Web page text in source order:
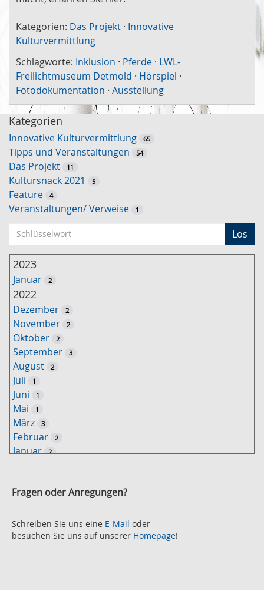
Kategorien: Das Projekt · Innovative
Kulturvermittlung
Schlagworte: Inklusion · Pferde · LWL-
Freilichtmuseum Detmold · Hörspiel ·
Fotodokumentation · Ausstellung
Kategorien
Innovative Kulturvermittlung 65
Tipps und Veranstaltungen 54
Das Projekt 11
Kultursnack 2021 5
Feature 4
Veranstaltungen/ Verweise 1
c
h
ü
w
o
r
u
c
Los
2023
Januar 2
2022
Dezember 2
November 2
Oktober 2
September 3
August 2
Juli 1
Juni 1
Mai 1
März 3
Februar 2
Januar 2
Oktober 2
August 2
Juli 2
Fragen oder Anregungen?
Schreiben Sie uns eine E-Mail oder
besuchen Sie uns auf unserer Homepage!